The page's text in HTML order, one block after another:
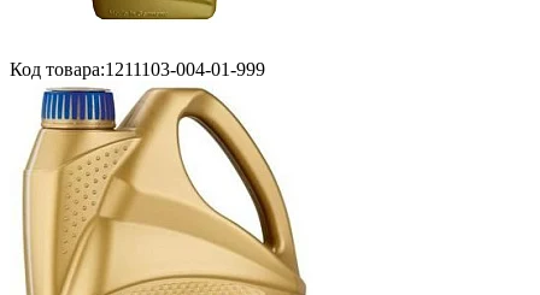
Код товара:1211103-004-01-999